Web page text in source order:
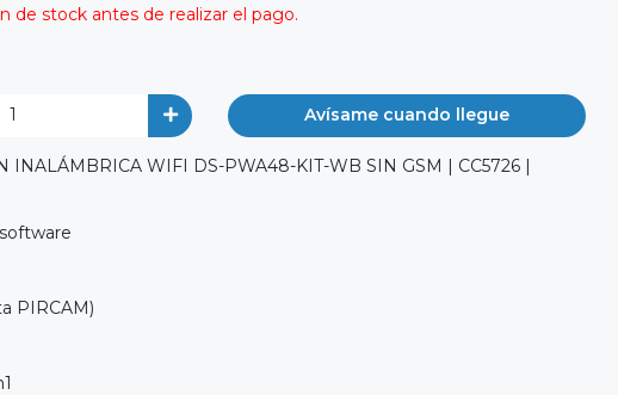
de stock antes de realizar el pago.
Avísame cuando llegue
INALÁMBRICA WIFI DS-PWA48-KIT-WB SIN GSM | CC5726 |
PIRCAM)